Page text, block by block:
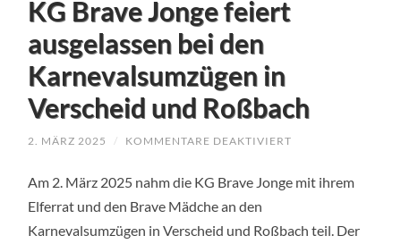
KG Brave Jonge feiert
ausgelassen bei den
Karnevalsumzügen in
Verscheid und Roßbach
2. MÄRZ 2025 / KOMMENTARE DEAKTIVIERT
JONGE
DEN
Am 2. März 2025 nahm die KG Brave Jonge mit ihrem
Elferrat und den Brave Mädche an den
Karnevalsumzügen in Verscheid und Roßbach teil. Der